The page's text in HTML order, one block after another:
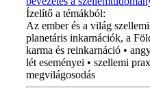
Ízelítő a témákból:
Az ember és a világ
planetáris inkarnációk, a
karma és reinkarnáció •
lét eseményei • szellemi
megvilágosodás